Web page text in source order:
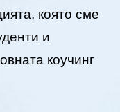
която сме
и
коучинг